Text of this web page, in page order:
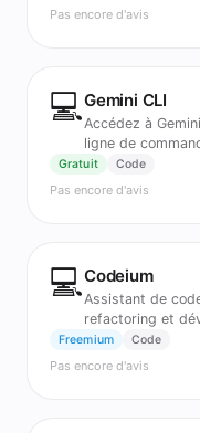
Pas encore d'avis
💻Gemini CLI
Accédez à
ligne de
Gratuit Code
Pas encore d'avis
💻Codeium
Assistant de
refactoring et
IDE.
Freemium Code
Pas encore d'avis